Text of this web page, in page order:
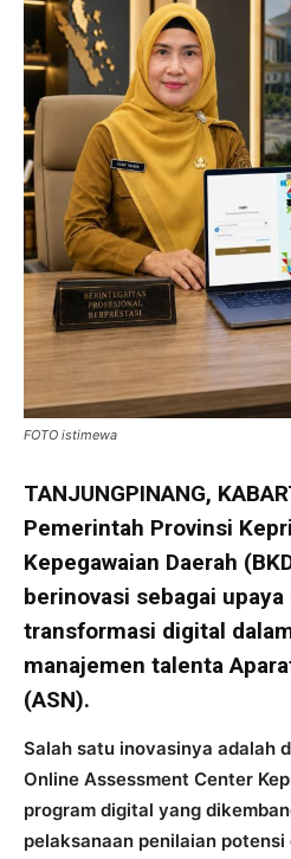
FOTO istimewa
TANJUNGPINANG,
Pemerintah Provinsi
Kepegawaian Daerah
berinovasi sebagai
transformasi digital
manajemen talenta
(ASN).
Salah satu inovasinya adalah
Online Assessment Center
program digital yang
pelaksanaan penilaian potensi